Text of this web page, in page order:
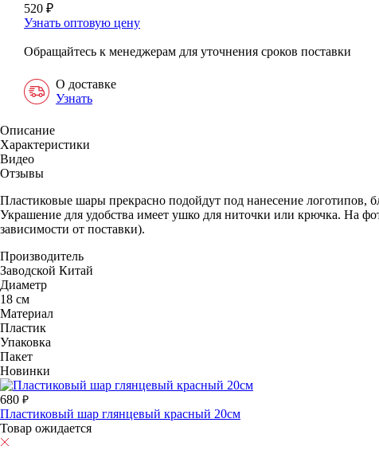
520 ₽
Узнать оптовую цену
Обращайтесь к менеджерам для уточнения сроков поставки
О доставке
Узнать
Описание
Характеристики
Видео
Отзывы
Пластиковые шары прекрасно подойдут под нанесение логотипов,
Украшение для удобства имеет ушко для ниточки или крючка. На
зависимости от поставки).
Производитель
Заводской Китай
Диаметр
18 см
Материал
Пластик
Упаковка
Пакет
Новинки
680
Пластиковый шар глянцевый красный 20см
Товар ожидается